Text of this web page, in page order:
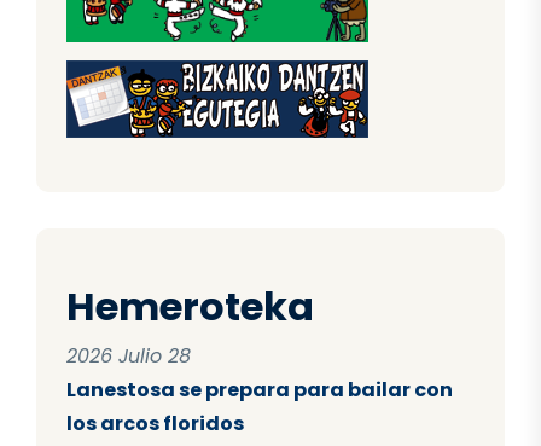
Hemeroteka
2026 Julio 28
Lanestosa se prepara para bailar con
los arcos floridos